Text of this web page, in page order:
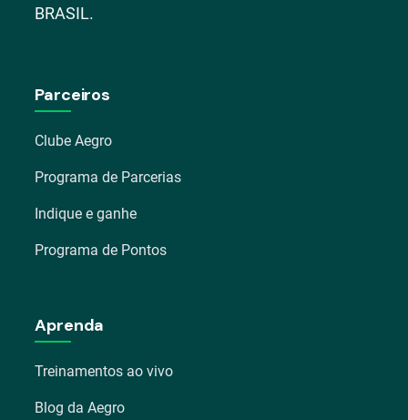
BRASIL.
Parceiros
Clube Aegro
Programa de Parcerias
Indique e ganhe
Programa de Pontos
Aprenda
Treinamentos ao vivo
Blog da Aegro